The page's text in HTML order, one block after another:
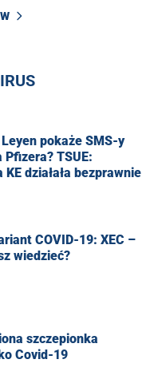
pokaże SMS-y
Pfizera? TSUE:
KE działała bezprawnie
COVID-19: XEC –
wiedzieć?
szczepionka
Covid-19